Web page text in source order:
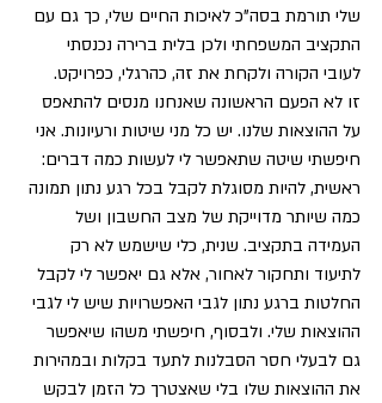
שלי תורמת בסה”כ לאיכות החיים שלי, כך גם עם
התקציב המשפחתי ולכן בלית ברירה נכנסתי
לעובי הקורה ולקחת את זה, כהרגלי, כפרויקט.
זו לא הפעם הראשונה שאנחנו מנסים להתאפס
על ההוצאות שלנו. יש כל מני שיטות ורעיונות. אני
חיפשתי שיטה שתאפשר לי לעשות כמה דברים:
ראשית, להיות מסוגלת לקבל בכל רגע נתון תמונה
כמה שיותר מדוייקת של מצב החשבון ושל
העמידה בתקציב. שנית, כלי שישמש לא רק
לתיעוד ותחקור לאחור, אלא גם יאפשר לי לקבל
החלטות ברגע נתון לגבי האפשרויות שיש לי לגבי
ההוצאות שלי. ולבסוף, חיפשתי משהו שיאפשר
גם לבעלי חסר הסבלנות לתעד בקלות ובמהירות
את ההוצאות שלו בלי שאצטרך כל הזמן לבקש